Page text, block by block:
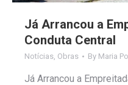
Já Arrancou a
Conduta Central
Notícias, Obras By Maria
Já Arrancou a